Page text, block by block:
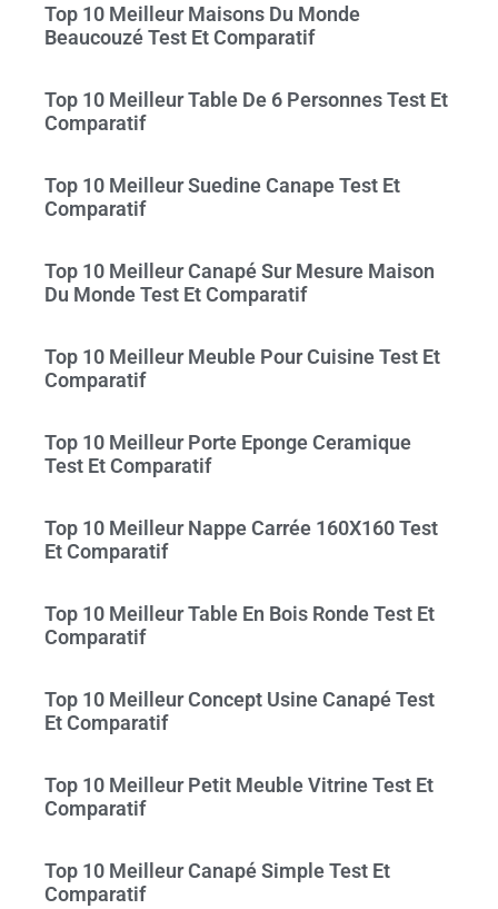
Top 10 Meilleur Maisons Du Monde
Beaucouzé Test Et Comparatif
Top 10 Meilleur Table De 6 Personnes Test Et
Comparatif
Top 10 Meilleur Suedine Canape Test Et
Comparatif
Top 10 Meilleur Canapé Sur Mesure Maison
Du Monde Test Et Comparatif
Top 10 Meilleur Meuble Pour Cuisine Test Et
Comparatif
Top 10 Meilleur Porte Eponge Ceramique
Test Et Comparatif
Top 10 Meilleur Nappe Carrée 160X160 Test
Et Comparatif
Top 10 Meilleur Table En Bois Ronde Test Et
Comparatif
Top 10 Meilleur Concept Usine Canapé Test
Et Comparatif
Top 10 Meilleur Petit Meuble Vitrine Test Et
Comparatif
Top 10 Meilleur Canapé Simple Test Et
Comparatif